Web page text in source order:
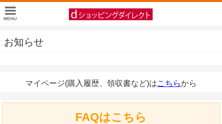
お知らせ
マイページ(購入履歴、領収書など)はこちらから
FAQはこちら